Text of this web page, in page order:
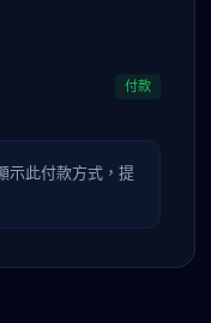
付款
示此付款方式，提